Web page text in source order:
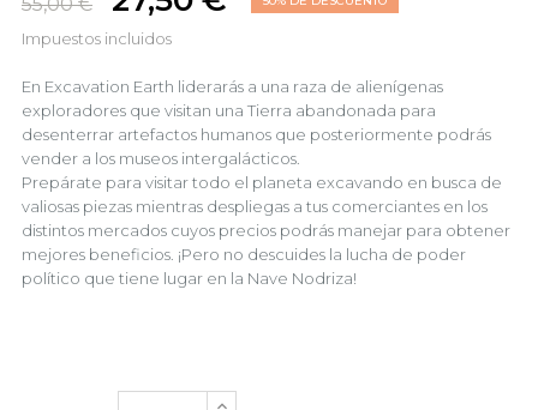
Impuestos incluidos
En Excavation Earth liderarás a una raza de alienígenas
exploradores que visitan una Tierra abandonada para
desenterrar artefactos humanos que posteriormente podrás
vender a los museos intergalácticos.
Prepárate para visitar todo el planeta excavando en busca de
valiosas piezas mientras despliegas a tus comerciantes en los
distintos mercados cuyos precios podrás manejar para obtener
mejores beneficios. ¡Pero no descuides la lucha de poder
político que tiene lugar en la Nave Nodriza!